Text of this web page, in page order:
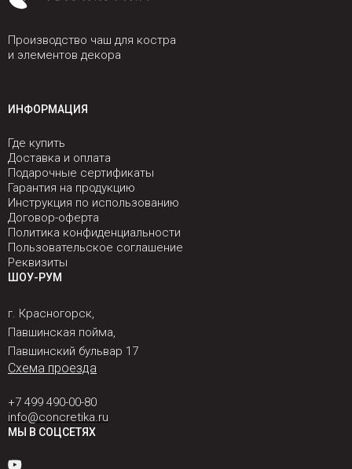
Производство чаш для костра
и элементов декора
ИНФОРМАЦИЯ
Где купить
Доставка и оплата
Подарочные сертификаты
Гарантия на продукцию
Инструкция по использованию
Договор-оферта
Политика конфиденциальности
Пользовательское соглашение
Реквизиты
ШОУ-РУМ
г. Красногорск,
Павшинская пойма,
Павшинский бульвар 17
Схема проезда
+7 499 490-00-80
info@concretika.ru
МЫ В СОЦСЕТЯХ